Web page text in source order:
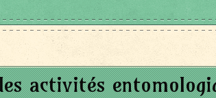
activités